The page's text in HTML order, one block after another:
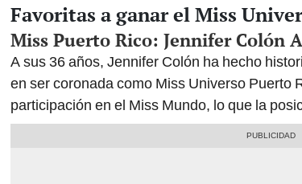
Favoritas a ganar el Miss
Miss Puerto Rico: Jennifer Colón
A sus 36 años, Jennifer Colón ha hecho
en ser coronada como Miss Universo Puerto
participación en el Miss Mundo, lo que la